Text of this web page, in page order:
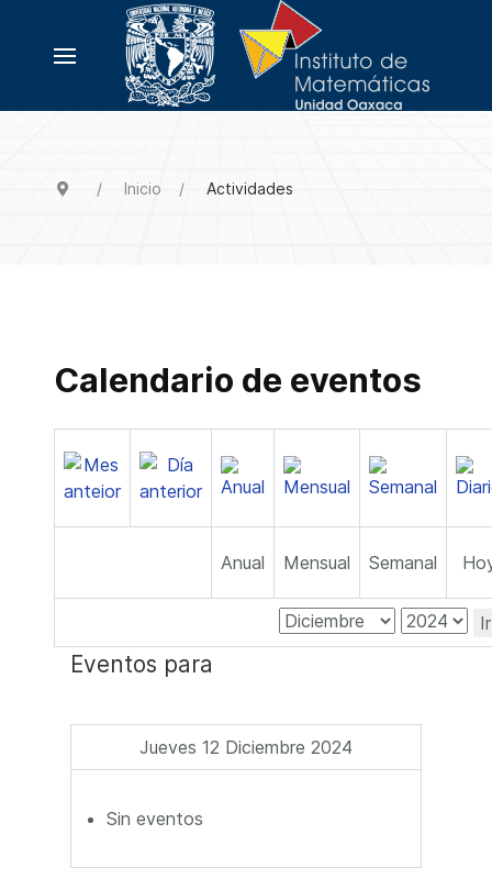
Inicio Actividades
Calendario de eventos
Anual Mensual Semanal
Eventos para
Jueves 12 Diciembre 2024
Sin eventos